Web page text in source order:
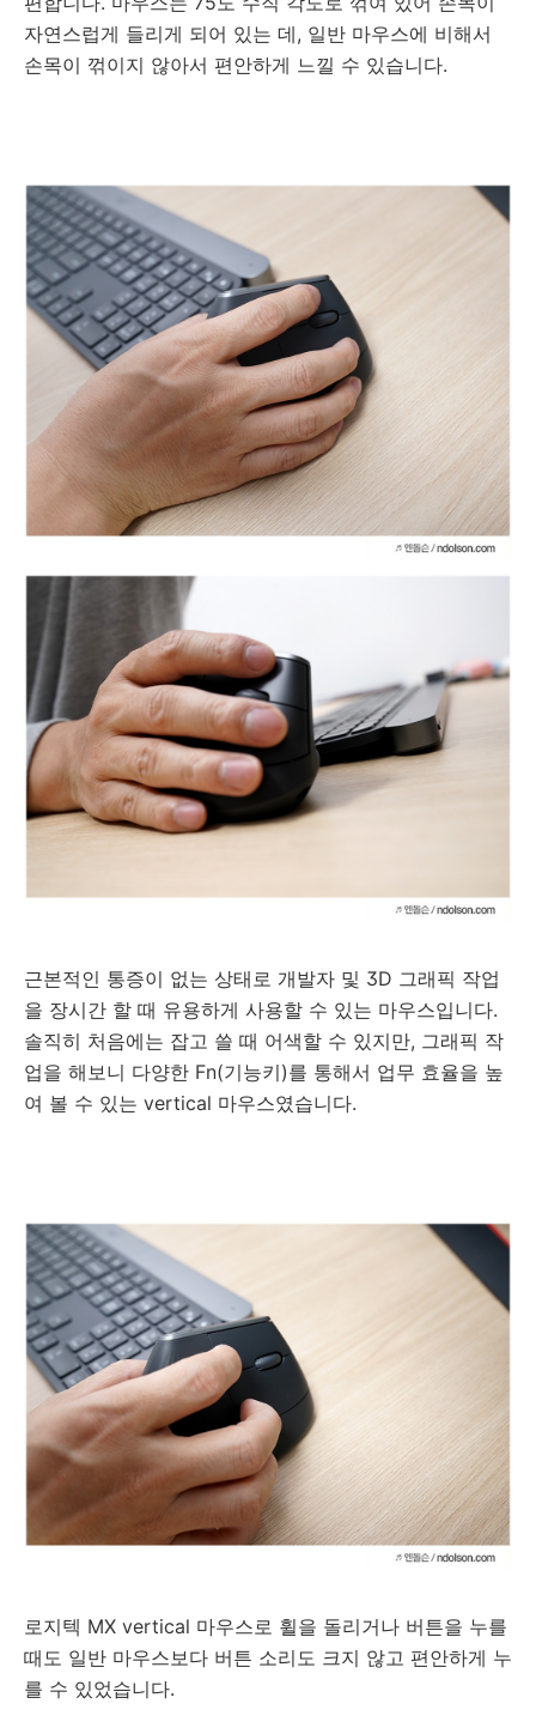
자연스럽게 들리게 되어 있는 데, 일반 마우스에 비해서
손목이 꺾이지 않아서 편안하게 느낄 수 있습니다.
근본적인 통증이 없는 상태로 개발자 및 3D 그래픽 작업
을 장시간 할 때 유용하게 사용할 수 있는 마우스입니다.
솔직히 처음에는 잡고 쓸 때 어색할 수 있지만, 그래픽 작
업을 해보니 다양한 Fn(기능키)를 통해서 업무 효율을 높
여 볼 수 있는 vertical 마우스였습니다.
로지텍 MX vertical 마우스로 휠을 돌리거나 버튼을 누를
때도 일반 마우스보다 버튼 소리도 크지 않고 편안하게 누
를 수 있었습니다.